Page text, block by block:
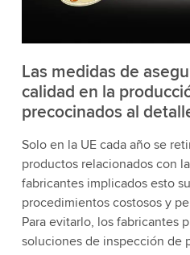
Las medidas de
calidad en la
precocinados al
Solo en la UE cada año se
productos relacionados con
fabricantes implicados esto
procedimientos costosos y
Para evitarlo, los fabricantes
soluciones de inspección de